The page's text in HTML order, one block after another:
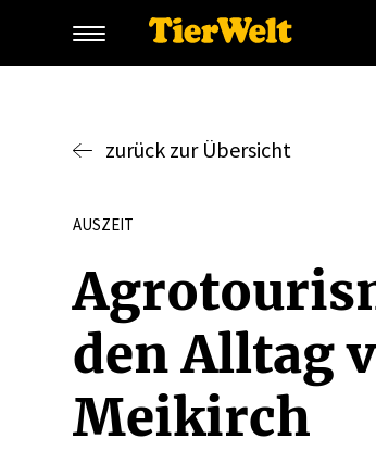
zurück zur Übersicht
AUSZEIT
den Alltag
Meikirch